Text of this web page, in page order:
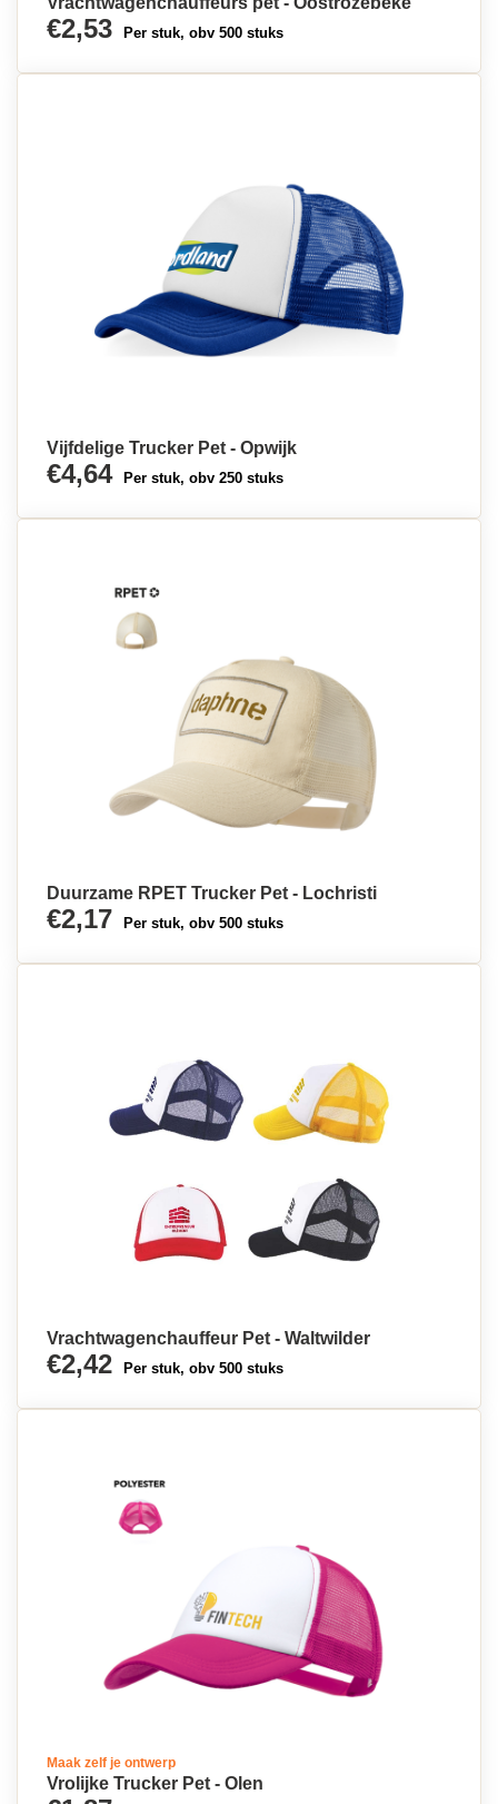
€2,53 Per stuk, obv 500 stuks
Vijfdelige Trucker Pet - Opwijk
€4,64 Per stuk, obv 250 stuks
Duurzame RPET Trucker Pet - Lochristi
€2,17 Per stuk, obv 500 stuks
Vrachtwagenchauffeur Pet - Waltwilder
€2,42 Per stuk, obv 500 stuks
Maak zelf je ontwerp
Vrolijke Trucker Pet - Olen